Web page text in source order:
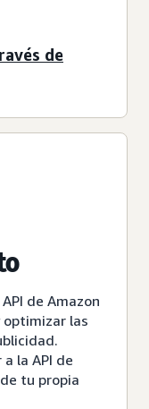
de
de Amazon
las
la API de
tu propia